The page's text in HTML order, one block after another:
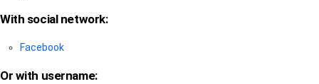
With social network:
Facebook
Or with username: